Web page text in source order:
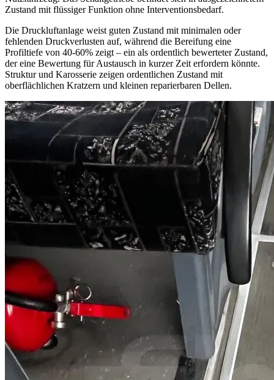
Zustand mit flüssiger Funktion ohne Interventionsbedarf.
Die Druckluftanlage weist guten Zustand mit minimalen oder
fehlenden Druckverlusten auf, während die Bereifung eine
Profiltiefe von 40-60% zeigt – ein als ordentlich bewerteter Zustand,
der eine Bewertung für Austausch in kurzer Zeit erfordern könnte.
Struktur und Karosserie zeigen ordentlichen Zustand mit
oberflächlichen Kratzern und kleinen reparierbaren Dellen.